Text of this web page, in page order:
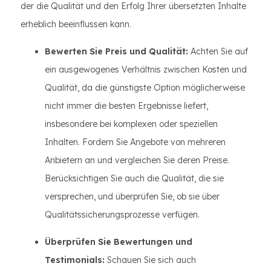
der die Qualität und den Erfolg Ihrer übersetzten Inhalte
erheblich beeinflussen kann.
Bewerten Sie Preis und Qualität: Achten Sie auf
ein ausgewogenes Verhältnis zwischen Kosten und
Qualität, da die günstigste Option möglicherweise
nicht immer die besten Ergebnisse liefert,
insbesondere bei komplexen oder speziellen
Inhalten. Fordern Sie Angebote von mehreren
Anbietern an und vergleichen Sie deren Preise.
Berücksichtigen Sie auch die Qualität, die sie
versprechen, und überprüfen Sie, ob sie über
Qualitätssicherungsprozesse verfügen.
Überprüfen Sie Bewertungen und
Testimonials: Schauen Sie sich auch